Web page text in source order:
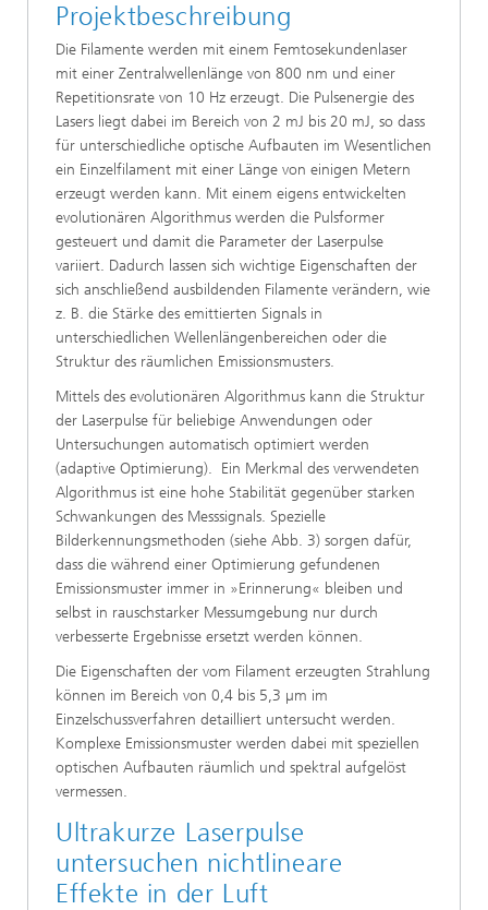
Projektbeschreibung
Die Filamente werden mit einem Femtosekundenlaser
mit einer Zentralwellenlänge von 800 nm und einer
Repetitionsrate von 10 Hz erzeugt. Die Pulsenergie des
Lasers liegt dabei im Bereich von 2 mJ bis 20 mJ, so dass
für unterschiedliche optische Aufbauten im Wesentlichen
ein Einzelfilament mit einer Länge von einigen Metern
erzeugt werden kann. Mit einem eigens entwickelten
evolutionären Algorithmus werden die Pulsformer
gesteuert und damit die Parameter der Laserpulse
variiert. Dadurch lassen sich wichtige Eigenschaften der
sich anschließend ausbildenden Filamente verändern, wie
z. B. die Stärke des emittierten Signals in
unterschiedlichen Wellenlängenbereichen oder die
Struktur des räumlichen Emissionsmusters.
Mittels des evolutionären Algorithmus kann die Struktur
der Laserpulse für beliebige Anwendungen oder
Untersuchungen automatisch optimiert werden
(adaptive Optimierung). Ein Merkmal des verwendeten
Algorithmus ist eine hohe Stabilität gegenüber starken
Schwankungen des Messsignals. Spezielle
Bilderkennungsmethoden (siehe Abb. 3) sorgen dafür,
dass die während einer Optimierung gefundenen
Emissionsmuster immer in »Erinnerung« bleiben und
selbst in rauschstarker Messumgebung nur durch
verbesserte Ergebnisse ersetzt werden können.
Die Eigenschaften der vom Filament erzeugten Strahlung
können im Bereich von 0,4 bis 5,3 µm im
Einzelschussverfahren detailliert untersucht werden.
Komplexe Emissionsmuster werden dabei mit speziellen
optischen Aufbauten räumlich und spektral aufgelöst
vermessen.
Ultrakurze Laserpulse
untersuchen nichtlineare
Effekte in der Luft